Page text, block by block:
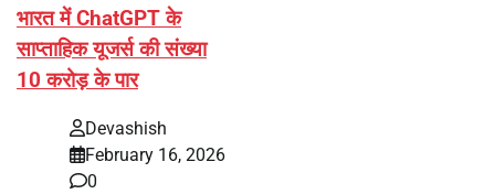
भारत में ChatGPT के
साप्ताहिक यूजर्स की संख्या
10 करोड़ के पार
Devashish
February 16, 2026
0